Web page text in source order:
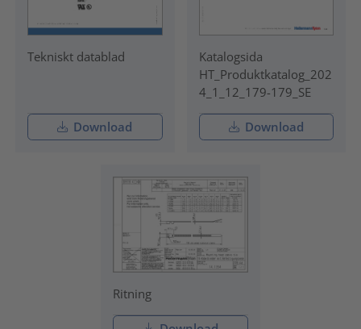
Tekniskt datablad
Download
Katalogsida
HT_Produktkatalog_202
4_1_12_179-179_SE
Download
Ritning